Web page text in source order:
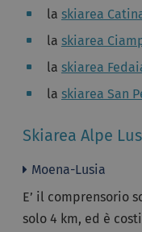
la skiarea
la skiarea
la skiarea
la skiarea San
Skiarea Alpe
Moena-Lusia
E’ il comprensorio
solo 4 km, ed è